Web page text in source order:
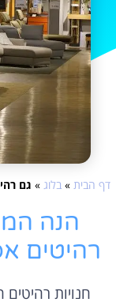
דף הבית » בלוג » גם
הנה
רהיטים
חנויות